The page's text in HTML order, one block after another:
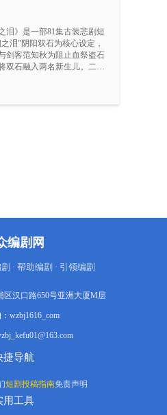
泪》是一部81集古装悲剧短
泪”阴阳双石为核心设定，
剑客范知秋为阻止血祭盗石
双石融入两名新生儿。二十
编剧网
· 帮助编剧 · 引领编剧
区汉口路650号亚洲大厦M层
wzbj1616_com
捷导航
短剧投稿指南免责声明
用工具